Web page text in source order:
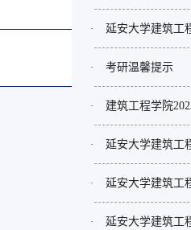
· 延安大学建筑工
· 考研温馨提示
· 建筑工程学院
· 延安大学建筑工
· 延安大学建筑工
· 延安大学建筑工